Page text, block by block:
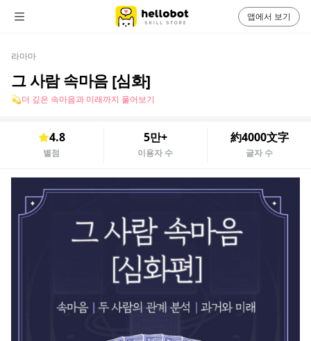
라마마
그 사람 속마음 [심화]
💫더 깊은 속마음과 미래까지 풀어보기
4.8
별점
5만+
이용자 수
約4000文字
글자 수
앱에서 보기